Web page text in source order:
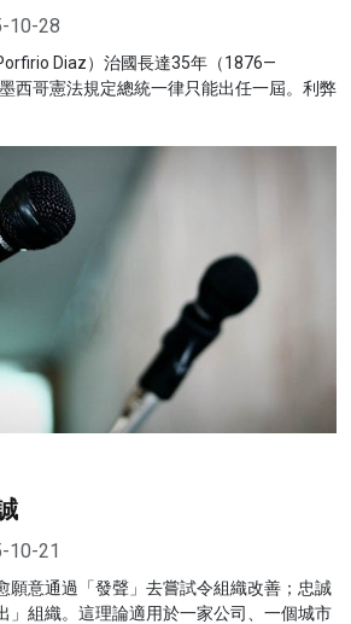
10-28
Diaz）治國長達35年（1876—
西哥憲法規定總統一律只能出任一屆。利弊
10-21
願意通過「發聲」去嘗試令組織改善；忠誠
」組織。這理論適用於一家公司、一個城市